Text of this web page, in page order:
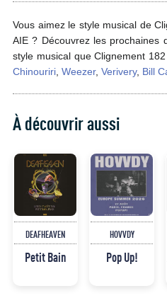
Vous aimez le style musical de
AIE ? Découvrez les prochaines
style musical que Clignement
Chinouriri, Weezer, Verivery, Bill
À découvrir aussi
DEAFHEAVEN
Petit Bain
HOVVDY
Pop Up!